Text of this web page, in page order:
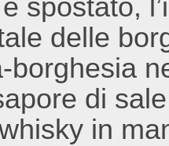
è spostato,
delle
borghesia
di
in